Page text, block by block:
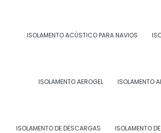
ISOLAMENTO ACÚSTICO PARA NAVIOS
ISOLAMENTO AEROGEL ISOLAMENTO
ISOLAMENTO DE DESCARGAS ISOLAMENTO
Serviços
Informações